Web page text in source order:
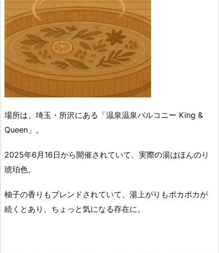
場所は、埼玉・所沢にある「温泉温泉バルコニー King &
Queen」。
2025年6月16日から開催されていて、実際の湯はほんのり
琥珀色。
柚子の香りもブレンドされていて、湯上がりもポカポカが
続くとあり、ちょっと気になる存在に。